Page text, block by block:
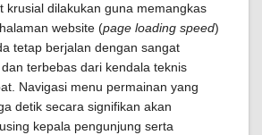
krusial dilakukan guna memangkas
website (page loading speed)
tetap berjalan dengan sangat
terbebas dari kendala teknis
Navigasi menu permainan yang
detik secara signifikan akan
kepala pengunjung serta